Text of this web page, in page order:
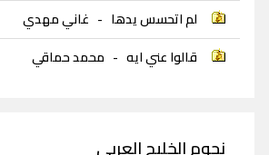
لم اتحسس يدها - غاني مهدي
قالوا عني ايه - محمد حماقي
نجوم الخليج العربي